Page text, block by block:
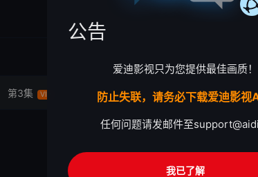
第3集 VIP 第4集 VIP 第5集 VIP
公告
爱迪影视只为您提供最佳画质！
防止失联，请务必下载爱迪影视
任何问题请发邮件至
我已了解